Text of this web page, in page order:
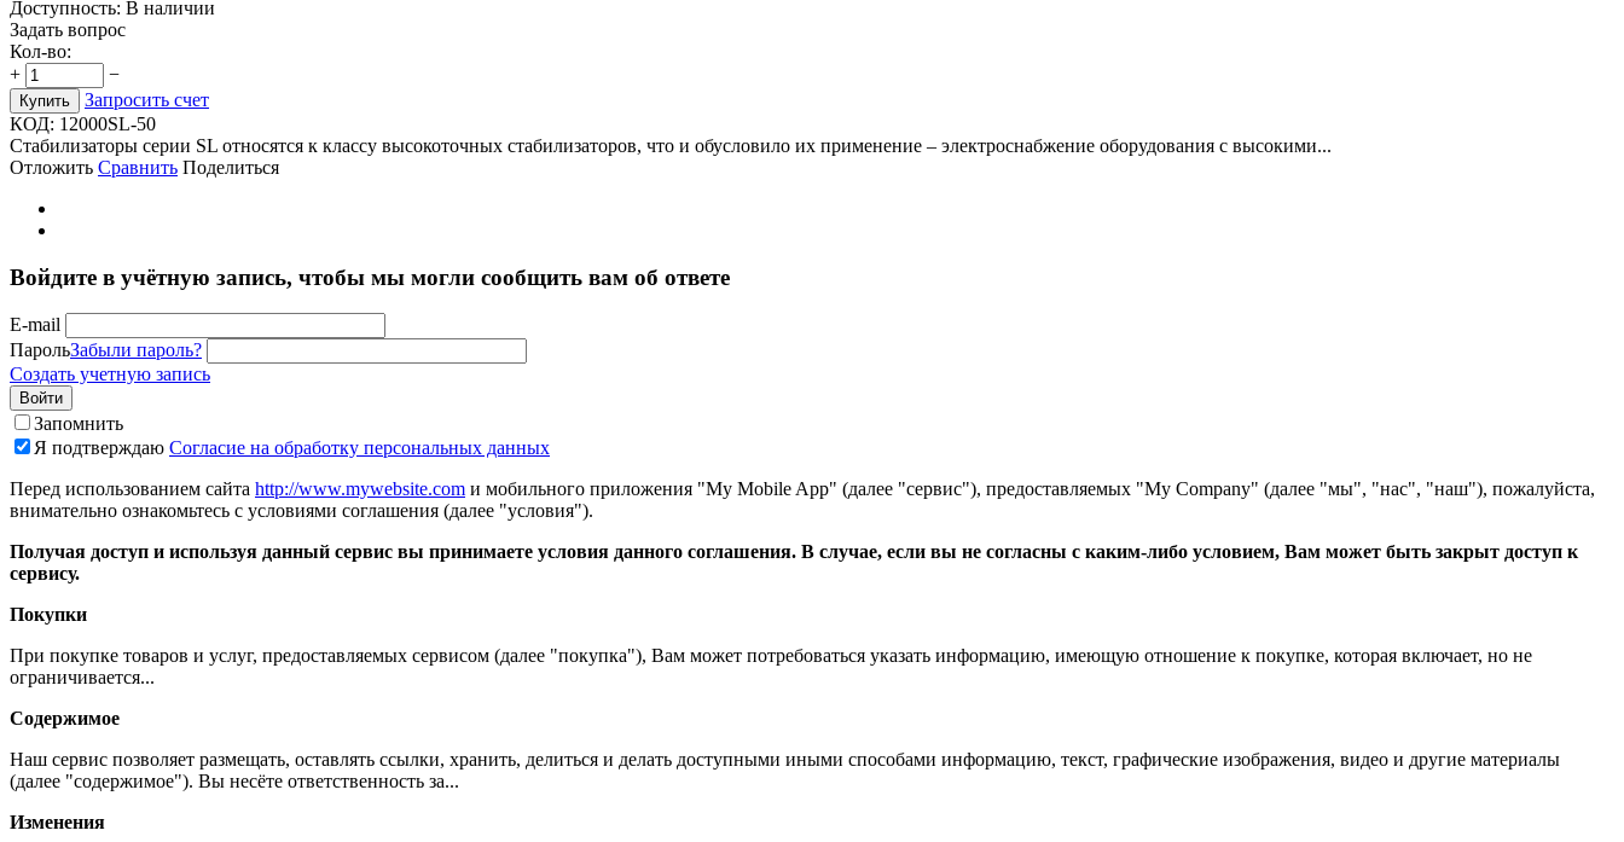
Доступность: В наличии
Задать вопрос
Кол-во:
+
−
Купить
Запросить счет
КОД: 12000SL-50
Стабилизаторы серии SL относятся к класcу высокоточных стабилизаторов, что и обусловило их применение – электроснабжение оборудования с высокими...
Отложить Сравнить Поделиться
Войдите в учётную запись, чтобы мы могли сообщить вам об ответе
E-mail
ПарольЗабыли пароль?
Создать учетную запись
Войти
Запомнить
Я подтверждаю Согласие на обработку персональных данных
Перед использованием сайта http://www.mywebsite.com и мобильного приложения "My Mobile App" (далее "сервис"), предоставляемых "My Company" (далее "мы", "нас", "наш"), пожалуйста,
внимательно ознакомьтесь с условиями соглашения (далее "условия").
Получая доступ и используя данный сервис вы принимаете условия данного соглашения. В случае, если вы не согласны с каким-либо условием, Вам может быть закрыт доступ к
сервису.
Покупки
При покупке товаров и услуг, предоставляемых сервисом (далее "покупка"), Вам может потребоваться указать информацию, имеющую отношение к покупке, которая включает, но не
ограничивается...
Содержимое
Наш сервис позволяет размещать, оставлять ссылки, хранить, делиться и делать доступными иными способами информацию, текст, графические изображения, видео и другие материалы
(далее "содержимое"). Вы несёте ответственность за...
Изменения